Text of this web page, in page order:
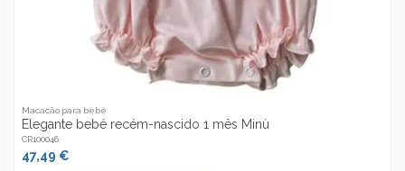
Macacão para bebé
Elegante bebé recém-nascido 1 mês Minù
CR100046
47,49 €